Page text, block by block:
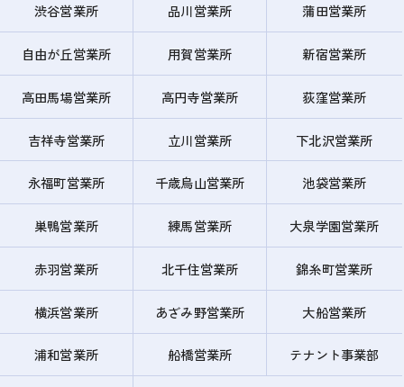
渋谷営業所 品川営業所 蒲田営業所
自由が丘営業所 用賀営業所 新宿営業所
高田馬場営業所 高円寺営業所 荻窪営業所
吉祥寺営業所 立川営業所 下北沢営業所
永福町営業所 千歳烏山営業所 池袋営業所
巣鴨営業所 練馬営業所 大泉学園営業所
赤羽営業所 北千住営業所 錦糸町営業所
横浜営業所 あざみ野営業所 大船営業所
浦和営業所 船橋営業所 テナント事業部